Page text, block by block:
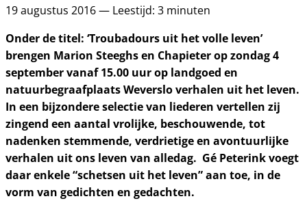
19 augustus 2016 — Leestijd: 3 minuten
Onder de titel: ‘Troubadours uit het volle leven’
brengen Marion Steeghs en Chapieter op zondag 4
september vanaf 15.00 uur op landgoed en
natuurbegraafplaats Weverslo verhalen uit het leven.
In een bijzondere selectie van liederen vertellen zij
zingend een aantal vrolijke, beschouwende, tot
nadenken stemmende, verdrietige en avontuurlijke
verhalen uit ons leven van alledag. Gé Peterink voegt
daar enkele “schetsen uit het leven” aan toe, in de
vorm van gedichten en gedachten.